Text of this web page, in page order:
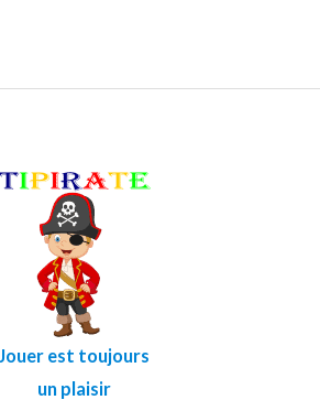
Jouer est toujours
un plaisir